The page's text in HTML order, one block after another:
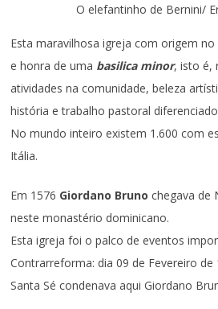
O elefantinho de Bernini/
Esta maravilhosa igreja com origem no
e honra de uma basilica minor, isto é,
atividades na comunidade, beleza
história e trabalho pastoral
No mundo inteiro existem 1.600 com
Itália.
Em 1576 Giordano Bruno chegava de
neste monastério dominicano.
Esta igreja foi o palco de eventos
Contrarreforma: dia 09 de Fevereiro de
Santa Sé condenava aqui Giordano